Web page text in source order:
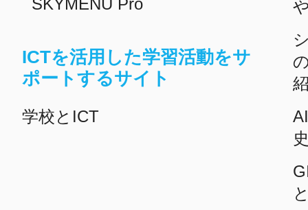
SKYMENU Pro
ICTを活用した学習活動をサ
ポートするサイト
学校とICT